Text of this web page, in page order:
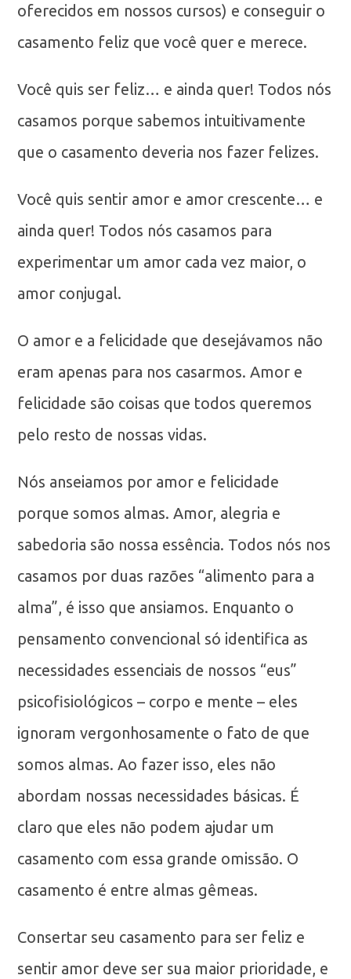
oferecidos em nossos cursos) e conseguir o
casamento feliz que você quer e merece.
Você quis ser feliz… e ainda quer! Todos nós
casamos porque sabemos intuitivamente
que o casamento deveria nos fazer felizes.
Você quis sentir amor e amor crescente… e
ainda quer! Todos nós casamos para
experimentar um amor cada vez maior, o
amor conjugal.
O amor e a felicidade que desejávamos não
eram apenas para nos casarmos. Amor e
felicidade são coisas que todos queremos
pelo resto de nossas vidas.
Nós anseiamos por amor e felicidade
porque somos almas. Amor, alegria e
sabedoria são nossa essência. Todos nós nos
casamos por duas razões “alimento para a
alma”, é isso que ansiamos. Enquanto o
pensamento convencional só identifica as
necessidades essenciais de nossos “eus”
psicofisiológicos – corpo e mente – eles
ignoram vergonhosamente o fato de que
somos almas. Ao fazer isso, eles não
abordam nossas necessidades básicas. É
claro que eles não podem ajudar um
casamento com essa grande omissão. O
casamento é entre almas gêmeas.
Consertar seu casamento para ser feliz e
sentir amor deve ser sua maior prioridade, e